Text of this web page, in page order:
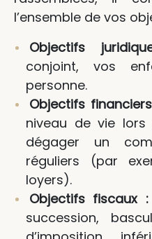
l’ensemble de vos
Objectifs
conjoint, vos
personne.
Objectifs
niveau de vie
dégager un
réguliers (par
loyers).
Objectifs fiscaux :
succession,